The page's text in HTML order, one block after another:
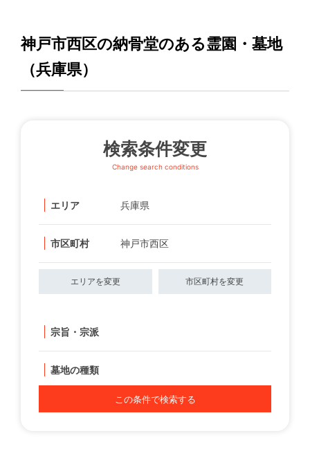
神戸市西区の納骨堂のある霊園・墓地
（兵庫県）
検索条件変更
Change search conditions
エリア 兵庫県
市区町村 神戸市西区
エリアを変更 市区町村を変更
宗旨・宗派
墓地の種類
この条件で検索する